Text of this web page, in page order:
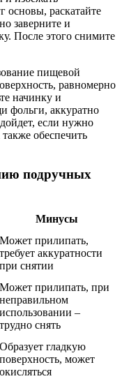
основы, раскатайте
заверните и
После этого снимите
пищевой
равномерно
начинку и
фольги, аккуратно
если нужно
обеспечить
подручных
Минусы
Может прилипать,
требует аккуратности
при снятии
Может прилипать, при
неправильном
использовании –
трудно снять
Образует гладкую
поверхность, может
окисляться